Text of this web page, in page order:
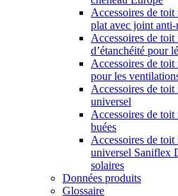
Accessoires de
plat avec joint
Accessoires de
d’étanchéité pour
Accessoires de
pour les
Accessoires de
universel
Accessoires de
buées
Accessoires de
universel Saniflex
solaires
Données produits
Glossaire